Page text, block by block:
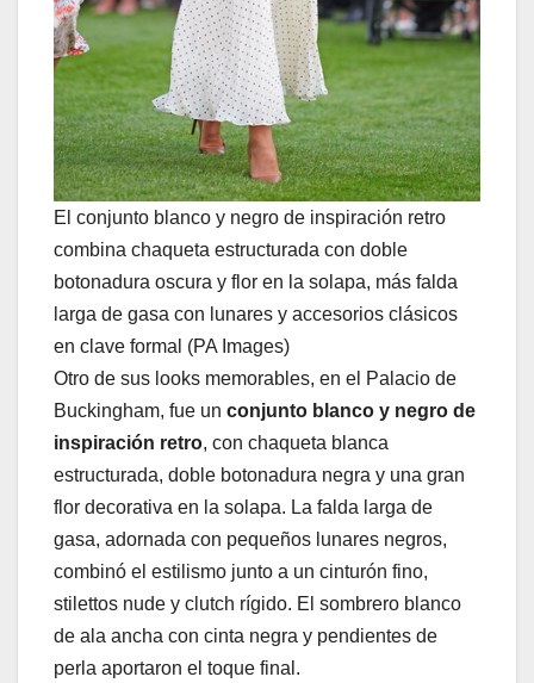
El conjunto blanco y negro de inspiración retro
combina chaqueta estructurada con doble
botonadura oscura y flor en la solapa, más falda
larga de gasa con lunares y accesorios clásicos
en clave formal (PA Images)
Otro de sus looks memorables, en el Palacio de
Buckingham, fue un conjunto blanco y negro de
inspiración retro, con chaqueta blanca
estructurada, doble botonadura negra y una gran
flor decorativa en la solapa. La falda larga de
gasa, adornada con pequeños lunares negros,
combinó el estilismo junto a un cinturón fino,
stilettos nude y clutch rígido. El sombrero blanco
de ala ancha con cinta negra y pendientes de
perla aportaron el toque final.